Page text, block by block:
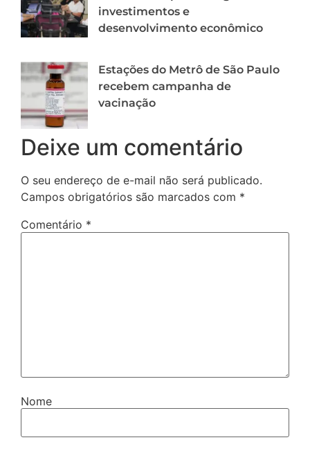
investimentos e
desenvolvimento econômico
Estações do Metrô de São Paulo
recebem campanha de
vacinação
Deixe um comentário
O seu endereço de e-mail não será publicado.
Campos obrigatórios são marcados com *
Comentário *
Nome